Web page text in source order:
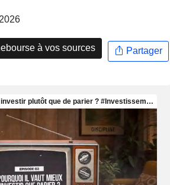
à vos sources Partager